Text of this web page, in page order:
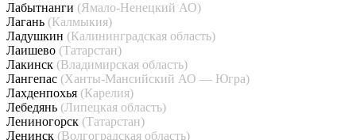
Лабытнанги (Ямало-Ненецкий АО)
Лагань (Калмыкия)
Ладушкин (Калининградская область)
Лаишево (Татарстан)
Лакинск (Владимирская область)
Лангепас (Ханты-Мансийский АО — Югра)
Лахденпохья (Карелия)
Лебедянь (Липецкая область)
Лениногорск (Татарстан)
Ленинск (Волгоградская область)